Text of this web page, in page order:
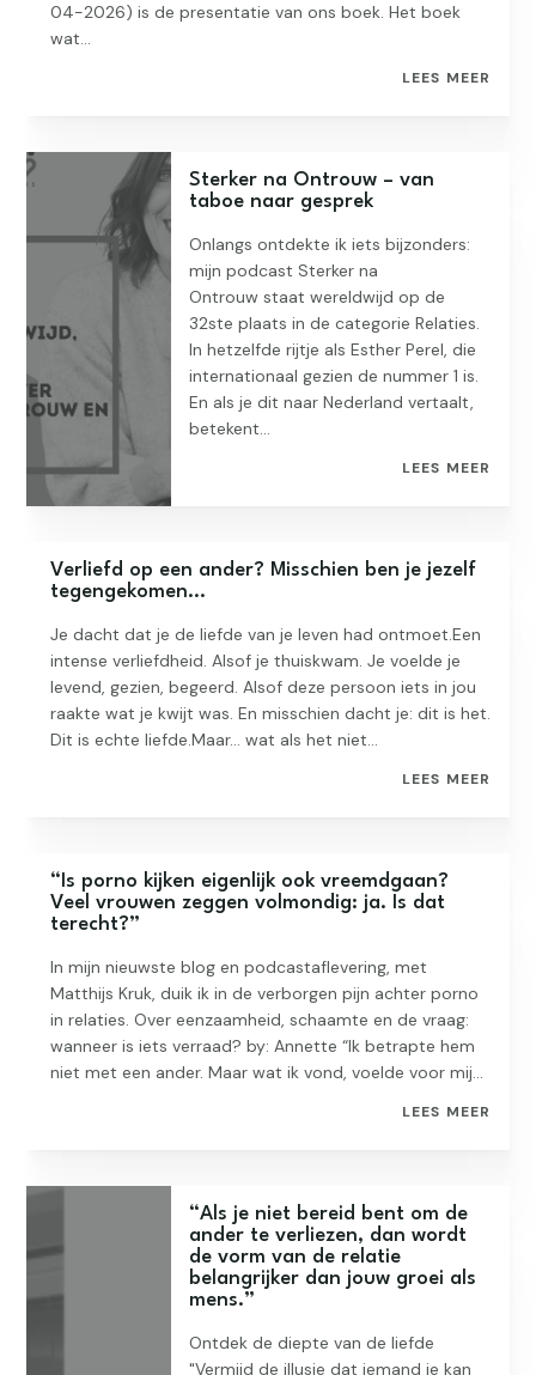
04-2026) is de presentatie van ons boek. Het boek
wat...
LEES MEER
Sterker na Ontrouw – van
taboe naar gesprek
Onlangs ontdekte ik iets bijzonders:
mijn podcast Sterker na
Ontrouw staat wereldwijd op de
32ste plaats in de categorie Relaties.
In hetzelfde rijtje als Esther Perel, die
internationaal gezien de nummer 1 is.
En als je dit naar Nederland vertaalt,
betekent...
LEES MEER
Verliefd op een ander? Misschien ben je jezelf
tegengekomen…
Je dacht dat je de liefde van je leven had ontmoet.Een
intense verliefdheid. Alsof je thuiskwam. Je voelde je
levend, gezien, begeerd. Alsof deze persoon iets in jou
raakte wat je kwijt was. En misschien dacht je: dit is het.
Dit is echte liefde.Maar… wat als het niet...
LEES MEER
“Is porno kijken eigenlijk ook vreemdgaan?
Veel vrouwen zeggen volmondig: ja. Is dat
terecht?”
In mijn nieuwste blog en podcastaflevering, met
Matthijs Kruk, duik ik in de verborgen pijn achter porno
in relaties. Over eenzaamheid, schaamte en de vraag:
wanneer is iets verraad? by: Annette “Ik betrapte hem
niet met een ander. Maar wat ik vond, voelde voor mij...
LEES MEER
“Als je niet bereid bent om de
ander te verliezen, dan wordt
de vorm van de relatie
belangrijker dan jouw groei als
mens.”
Ontdek de diepte van de liefde
"Vermijd de illusie dat iemand je kan